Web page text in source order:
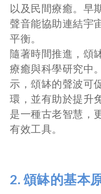
以及民間療癒。早
聲音能協助連結宇
平衡。
隨著時間推進，頌
療癒與科學研究中
示，頌缽的聲波可
環，並有助於提升
是一種古老智慧，
有效工具。
2. 頌缽的基本